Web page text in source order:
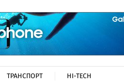
ТРАНСПОРТ HI-TECH